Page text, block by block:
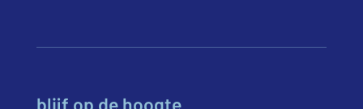
blijf op de hoogte